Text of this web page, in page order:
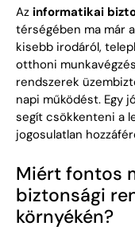
Az informatikai
térségében ma már
kisebb irodáról,
otthoni
rendszerek
napi működést. Egy
segít csökkenteni a
jogosulatlan
Miért fontos
biztonsági
környékén?